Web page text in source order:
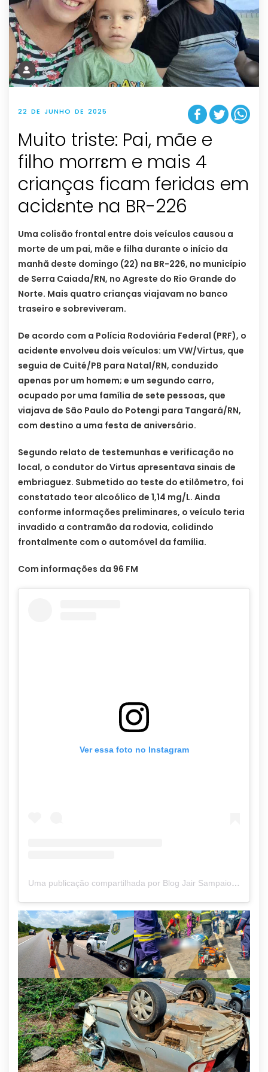
22 DE JUNHO DE 2025
Muito triste: Pai, mãe e
filho morrɛm e mais 4
crianças ficam feridas em
acidɛnte na BR-226
Uma colisão frontal entre dois veículos causou a
morte de um pai, mãe e filha durante o início da
manhã deste domingo (22) na BR-226, no município
de Serra Caiada/RN, no Agreste do Rio Grande do
Norte. Mais quatro crianças viajavam no banco
traseiro e sobreviveram.
De acordo com a Polícia Rodoviária Federal (PRF), o
acidente envolveu dois veículos: um VW/Virtus, que
seguia de Cuité/PB para Natal/RN, conduzido
apenas por um homem; e um segundo carro,
ocupado por uma família de sete pessoas, que
viajava de São Paulo do Potengi para Tangará/RN,
com destino a uma festa de aniversário.
Segundo relato de testemunhas e verificação no
local, o condutor do Virtus apresentava sinais de
embriaguez. Submetido ao teste do etilômetro, foi
constatado teor alcoólico de 1,14 mg/L. Ainda
conforme informações preliminares, o veículo teria
invadido a contramão da rodovia, colidindo
frontalmente com o automóvel da família.
Com informações da 96 FM
Ver essa foto no Instagram
Uma publicação compartilhada por Blog Jair Sampaio (@blogjairsampaio_)